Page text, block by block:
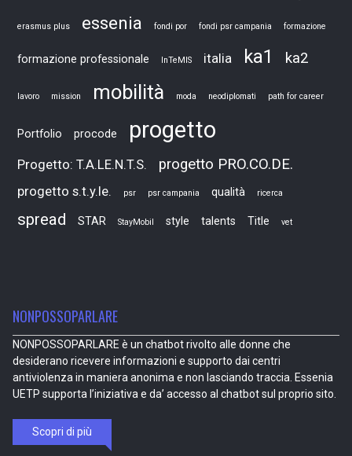
erasmus plus essenia fondi por fondi psr campania formazione
formazione professionale InTeMIS italia ka1 ka2
lavoro mission mobilità moda neodiplomati path for career
Portfolio procode progetto
Progetto: T.A.LE.N.T.S. progetto PRO.CO.DE.
progetto s.t.y.le. psr psr campania qualità ricerca
spread STAR StayMobil style talents Title vet
NONPOSSOPARLARE
NONPOSSOPARLARE è un chatbot rivolto alle donne che
desiderano ricevere informazioni e supporto dai centri
antiviolenza in maniera anonima e non lasciando traccia. Essenia
UETP supporta l’iniziativa e da’ accesso al chatbot sul proprio sito.
Scopri di più